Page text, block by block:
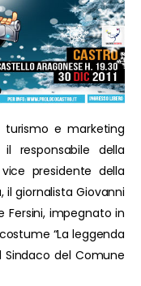
turismo e marketing
responsabile della
presidente della
il giornalista Giovanni
Fersini, impegnato in
“La leggenda
Sindaco del Comune